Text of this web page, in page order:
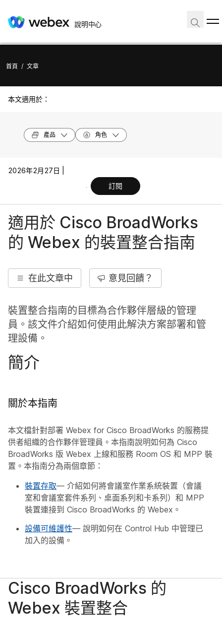
說明中心
首頁 / 文章
本文適用於：
產品 角色
2026年2月27日 |
訂閱
適用於 Cisco BroadWorks
的 Webex 的裝置整合指南
在此文章中 意見回饋？
裝置整合指南的目標為合作夥伴層級的管理
員。該文件介紹如何使用此解決方案部署和管
理設備。
簡介
關於本指南
本文檔針對部署 Webex for Cisco BroadWorks 的服務提
供者組織的合作夥伴管理員。本指南說明如何為 Cisco
BroadWorks 版 Webex 上線和服務 Room OS 和 MPP 裝
置。本指南分為兩個章節：
裝置存取— 介紹如何將會議室作業系統裝置（會議
室和會議室套件系列、桌面系列和卡系列）和 MPP
裝置連接到 Cisco BroadWorks 的 Webex。
設備可維護性— 說明如何在 Control Hub 中管理已
加入的設備。
Cisco BroadWorks 的
Webex 裝置整合